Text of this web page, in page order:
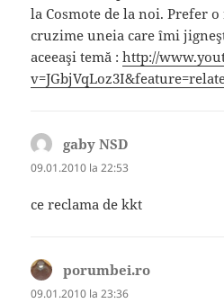
la Cosmote de la noi. Prefer
cruzime uneia care îmi
aceeaşi temă :http://
gaby NSD
09.01.2010 la 22:53
ce reclama de kkt
porumbei.ro
09.01.2010 la 23:36